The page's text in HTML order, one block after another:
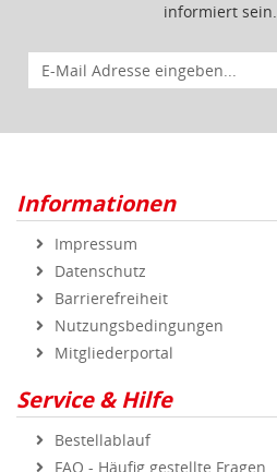
informiert sein.
E-Mail für Newsletteranmeldung
Informationen
Impressum
Datenschutz
Barrierefreiheit
Nutzungsbedingungen
Mitgliederportal
Service & Hilfe
Bestellablauf
FAQ - Häufig gestellte Fragen